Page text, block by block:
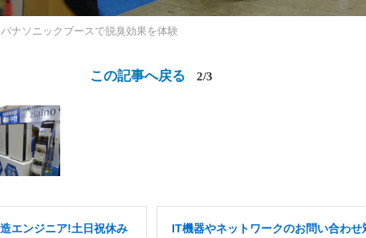
ナソニックブースで脱臭効果を体験
この記事へ戻る 2/3
エンジニア!土日祝休み IT機器やネットワークのお問い合わせ